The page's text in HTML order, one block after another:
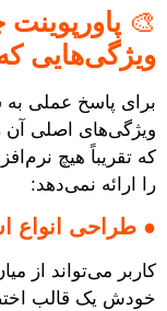
🎨 پاورپوینت
ویژگی‌هایی
برای پاسخ عملی به
ویژگی‌های اصلی آن
که تقریباً هیچ
را ارائه نمی‌دهد:
● طراحی انواع
کاربر می‌تواند از
خودش یک قالب